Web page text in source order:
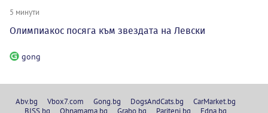
5 минути
Олимпиакос посяга към звездата на Левски
gong
Abv.bg Vbox7.com Gong.bg DogsAndCats.bg
CarMarket.bg
BISS.bg
Ohnamama.bg Grabo.bg Pariteni.bg Edna.bg